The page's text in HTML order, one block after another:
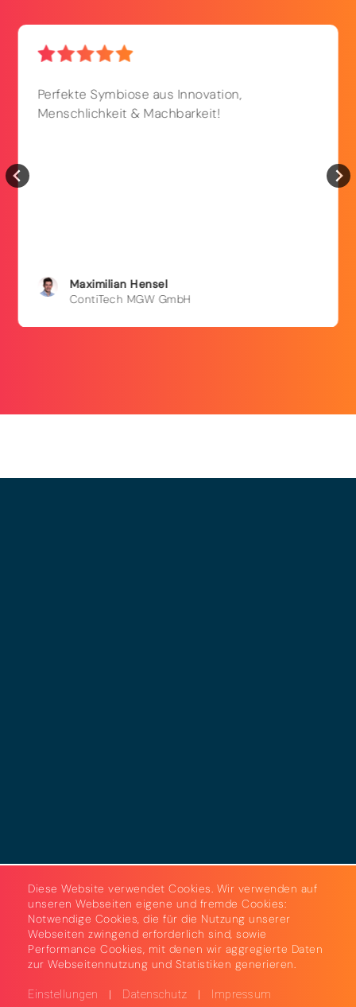
Perfekte Symbiose aus Innovation,
Menschlichkeit & Machbarkeit!
Maximilian Hensel
ContiTech MGW GmbH
Diese Website verwendet Cookies. Wir verwenden auf
unseren Webseiten eigene und fremde Cookies:
Notwendige Cookies, die für die Nutzung unserer
Webseiten zwingend erforderlich sind, sowie
Performance Cookies, mit denen wir aggregierte Daten
zur Webseitennutzung und Statistiken generieren.
Einstellungen | Datenschutz | Impressum